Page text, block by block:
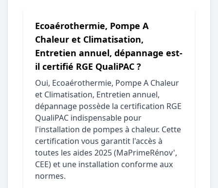
Ecoaérothermie, Pompe A
Chaleur et Climatisation,
Entretien annuel, dépannage est-
il certifié RGE QualiPAC ?
Oui, Ecoaérothermie, Pompe A Chaleur
et Climatisation, Entretien annuel,
dépannage possède la certification RGE
QualiPAC indispensable pour
l'installation de pompes à chaleur. Cette
certification vous garantit l'accès à
toutes les aides 2025 (MaPrimeRénov',
CEE) et une installation conforme aux
normes.